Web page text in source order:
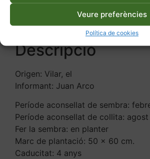
Veure preferències
Política de cookies
Informació
Descripció
Origen: Vilar, el
Informant: Juan Arco
Període aconsellat de sembra:
Període aconsellat de collita: agost
Fer la sembra: en planter
Marc de plantació: 50 x 60 cm.
Caducitat: 4 anys